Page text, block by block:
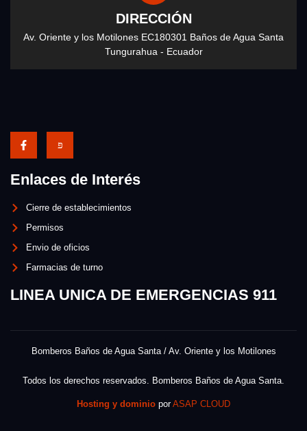
DIRECCIÓN
Av. Oriente y los Motilones EC180301 Baños de Agua Santa
Tungurahua - Ecuador
Enlaces de Interés
Cierre de establecimientos
Permisos
Envio de oficios
Farmacias de turno
LINEA UNICA DE EMERGENCIAS 911
Bomberos Baños de Agua Santa / Av. Oriente y los Motilones
Todos los derechos reservados. Bomberos Baños de Agua Santa.
Hosting y dominio porASAP CLOUD